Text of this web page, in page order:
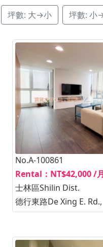
No.A-100861
Rental：NT$42,000 /月
士林區Shilin Dist.
德行東路De Xing E. Rd.,